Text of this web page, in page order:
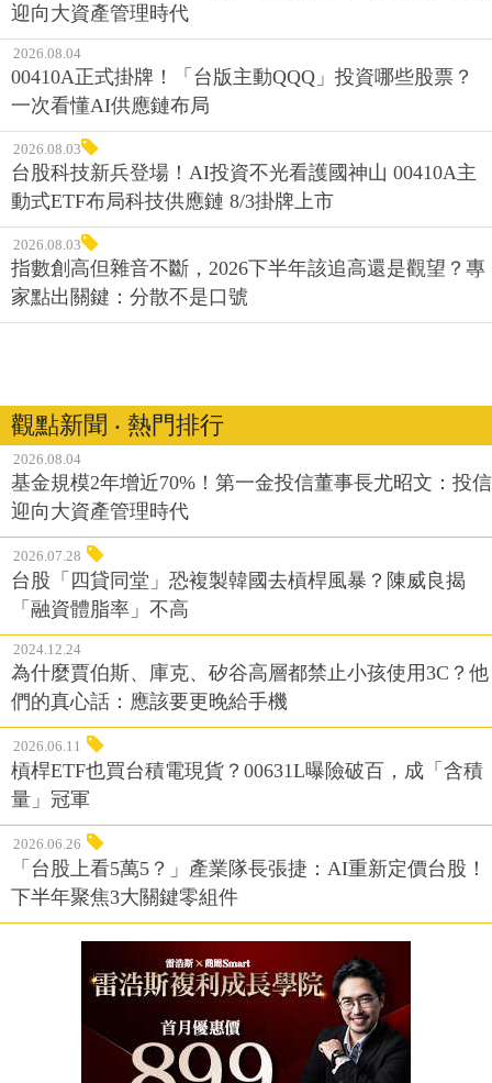
迎向大資產管理時代
2026.08.04
00410A正式掛牌！「台版主動QQQ」投資哪些股票？
一次看懂AI供應鏈布局
2026.08.03
台股科技新兵登場！AI投資不光看護國神山 00410A主
動式ETF布局科技供應鏈 8/3掛牌上市
2026.08.03
指數創高但雜音不斷，2026下半年該追高還是觀望？專
家點出關鍵：分散不是口號
觀點新聞 ‧ 熱門排行
2026.08.04
基金規模2年增近70%！第一金投信董事長尤昭文：投信
迎向大資產管理時代
2026.07.28
台股「四貸同堂」恐複製韓國去槓桿風暴？陳威良揭
「融資體脂率」不高
2024.12.24
為什麼賈伯斯、庫克、矽谷高層都禁止小孩使用3C？他
們的真心話：應該要更晚給手機
2026.06.11
槓桿ETF也買台積電現貨？00631L曝險破百，成「含積
量」冠軍
2026.06.26
「台股上看5萬5？」產業隊長張捷：AI重新定價台股！
下半年聚焦3大關鍵零組件